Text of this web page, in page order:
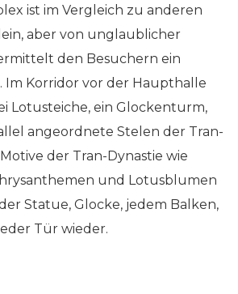
ist im Vergleich zu anderen
aber von unglaublicher
den Besuchern ein
Im Korridor vor der Haupthalle
Lotusteiche, ein Glockenturm,
angeordnete Stelen der Tran-
der Tran-Dynastie wie
und Lotusblumen
Statue, Glocke, jedem Balken,
Tür wieder.